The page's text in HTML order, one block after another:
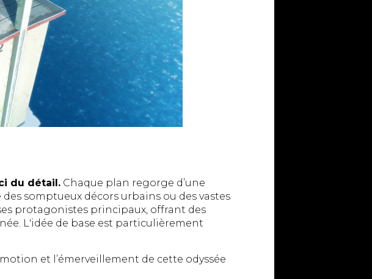
du détail. Chaque plan regorge d’une
somptueux décors urbains ou des vastes
protagonistes principaux, offrant des
L'idée de base est particulièrement
et l’émerveillement de cette odyssée